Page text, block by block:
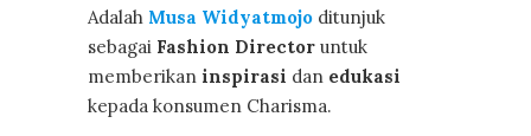
Adalah Musa Widyatmojo ditunjuk
sebagai Fashion Director untuk
memberikan inspirasi dan edukasi
kepada konsumen Charisma.